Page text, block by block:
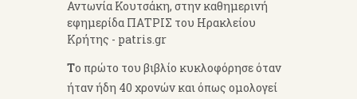
Το πρώτο του βιβλίο κυκλοφόρησε όταν
ήταν ήδη 40 χρονών και όπως ομολογεί